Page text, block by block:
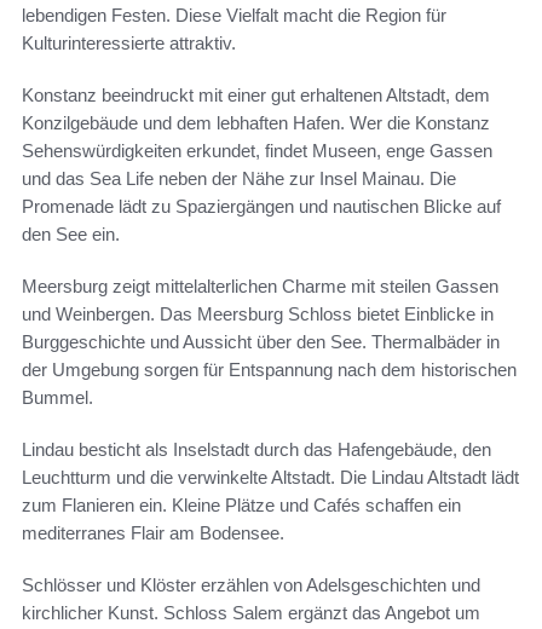
lebendigen Festen. Diese Vielfalt macht die Region für
Kulturinteressierte attraktiv.
Konstanz beeindruckt mit einer gut erhaltenen Altstadt, dem
Konzilgebäude und dem lebhaften Hafen. Wer die Konstanz
Sehenswürdigkeiten erkundet, findet Museen, enge Gassen
und das Sea Life neben der Nähe zur Insel Mainau. Die
Promenade lädt zu Spaziergängen und nautischen Blicke auf
den See ein.
Meersburg zeigt mittelalterlichen Charme mit steilen Gassen
und Weinbergen. Das Meersburg Schloss bietet Einblicke in
Burggeschichte und Aussicht über den See. Thermalbäder in
der Umgebung sorgen für Entspannung nach dem historischen
Bummel.
Lindau besticht als Inselstadt durch das Hafengebäude, den
Leuchtturm und die verwinkelte Altstadt. Die Lindau Altstadt lädt
zum Flanieren ein. Kleine Plätze und Cafés schaffen ein
mediterranes Flair am Bodensee.
Schlösser und Klöster erzählen von Adelsgeschichten und
kirchlicher Kunst. Schloss Salem ergänzt das Angebot um